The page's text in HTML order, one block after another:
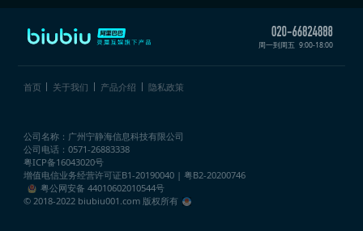
周一到周五 9:00-18:00
首页 关于我们 产品介绍 隐私政策
公司名称：广州宁静海信息科技有限公司
公司电话：0571-26883338
粤ICP备16043020号
增值电信业务经营许可证B1-20190040 | 粤B2-20200746
粤公网安备 44010602010544号
© 2018-2022 biubiu001.com 版权所有